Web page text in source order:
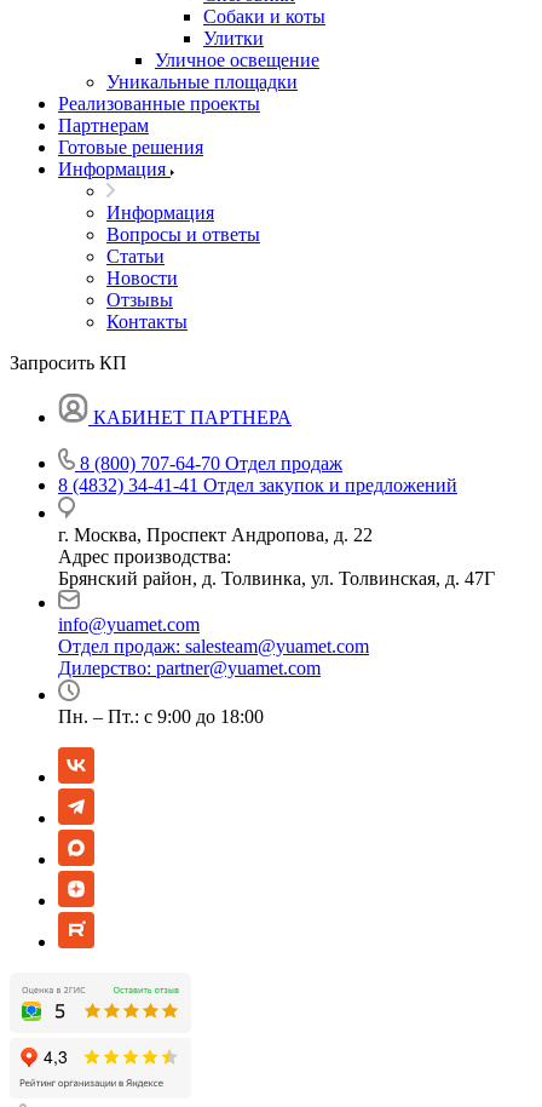
Собаки и коты
Улитки
Уличное освещение
Уникальные площадки
Реализованные проекты
Партнерам
Готовые решения
Информация
Информация
Вопросы и ответы
Статьи
Новости
Отзывы
Контакты
Запросить КП
КАБИНЕТ ПАРТНЕРА
8 (800) 707-64-70 Отдел продаж
8 (4832) 34-41-41 Отдел закупок и предложений
г. Москва, Проспект Андропова, д. 22
Адрес производства:
Брянский район, д. Толвинка, ул. Толвинская, д. 47Г
info@yuamet.com
Отдел продаж: salesteam@yuamet.com
Дилерство: partner@yuamet.com
Пн. – Пт.: с 9:00 до 18:00